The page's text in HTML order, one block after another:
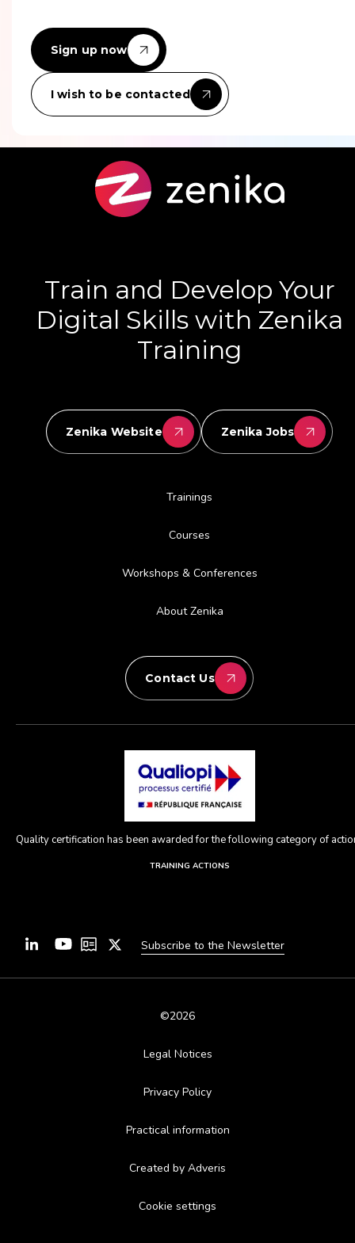
Sign up now
I wish to be contacted
Train and Develop Your
Digital Skills with Zenika
Training
Zenika Website Zenika Jobs
Trainings
Courses
Workshops & Conferences
About Zenika
Contact Us
Quality certification has been awarded for the following category of
TRAINING ACTIONS
Subscribe to the Newsletter
©2026
Legal Notices
Privacy Policy
Practical information
Created by Adveris
Cookie settings